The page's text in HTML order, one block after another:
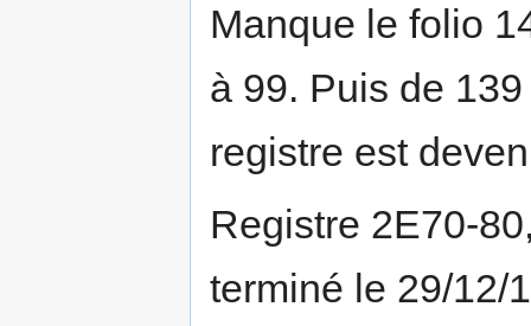
Manque le folio
à 99. Puis de
registre est
Registre 2E70-
terminé le 29/12/